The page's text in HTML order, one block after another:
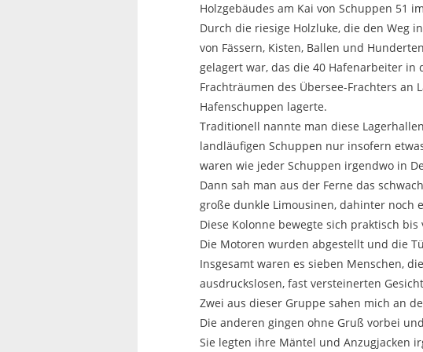
Holzgebäudes am Kai von Schuppen 51
Durch die riesige Holzluke, die den Weg
von Fässern, Kisten, Ballen und
gelagert war, das die 40 Hafenarbeiter in
Frachträumen des Übersee-Frachters
Hafenschuppen lagerte.
Traditionell nannte man diese
landläufigen Schuppen nur insofern
waren wie jeder Schuppen irgendwo in
Dann sah man aus der Ferne das
große dunkle Limousinen, dahinter noch
Diese Kolonne bewegte sich praktisch
Die Motoren wurden abgestellt und die
Insgesamt waren es sieben Menschen,
ausdruckslosen, fast versteinerten
Zwei aus dieser Gruppe sahen mich an
Die anderen gingen ohne Gruß vorbei
Sie legten ihre Mäntel und Anzugjacken